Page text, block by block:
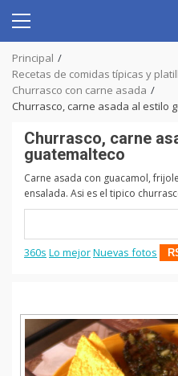
content
Primary
Principal
Recetas de comidas típicas y
Churrasco con carne asada
Churrasco, carne asada al estilo
Churrasco, carne
guatemalteco
Carne asada con guacamol,
ensalada. Asi es el tipico
360s Lo mejorNuevas fotos